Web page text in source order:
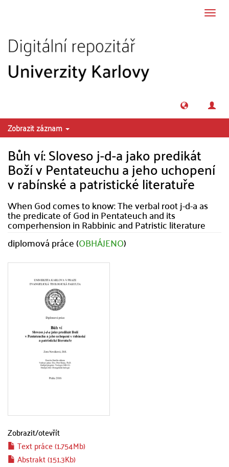
Zobrazit záznam
Bůh ví: Sloveso j-d-a jako predikát
Boží v Pentateuchu a jeho uchopení
v rabínské a patristické literatuře
When God comes to know: The verbal root j-d-a as
the predicate of God in Pentateuch and its
comperhension in Rabbinic and Patristic literature
diplomová práce (OBHÁJENO)
Zobrazit/otevřít
Text práce (1.754Mb)
Abstrakt (151.3Kb)